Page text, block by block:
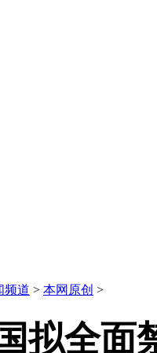
频道 > 本网原创 >
拟全面